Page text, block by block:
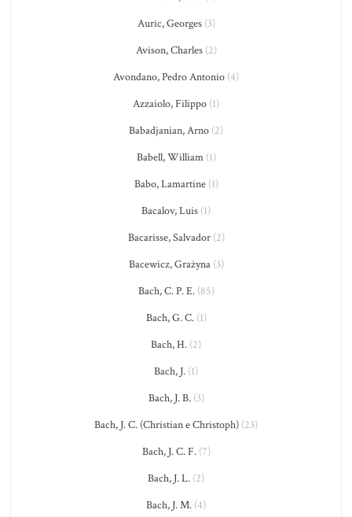
Auric, Georges(3)
Avison, Charles(2)
Avondano, Pedro Antonio (4)
Azzaiolo, Filippo (1)
Babadjanian, Arno (2)
Babell, William(1)
Babo, Lamartine(1)
Bacalov, Luis (1)
Bacarisse, Salvador(2)
Bacewicz, Grażyna(3)
Bach, C. P. E.(85)
Bach, G. C.(1)
Bach, H. (2)
Bach, J. (1)
Bach, J. B.(3)
Bach, J. C. (Christian e Christoph) (23)
Bach, J. C. F.(7)
Bach, J. L. (2)
Bach, J. M. (4)